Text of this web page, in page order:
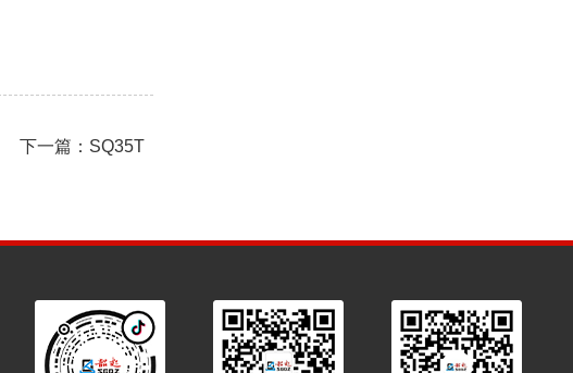
下一篇：SQ35T